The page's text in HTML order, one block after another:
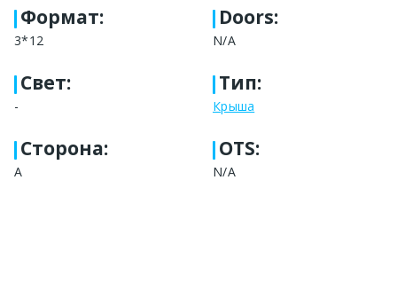
Формат:
3*12
Doors:
N/A
Свет:
-
Тип:
Крыша
Сторона:
А
OTS:
N/A